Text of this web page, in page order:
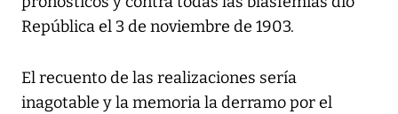
República el 3 de noviembre de 1903.
El recuento de las realizaciones sería
inagotable y la memoria la derramo por el